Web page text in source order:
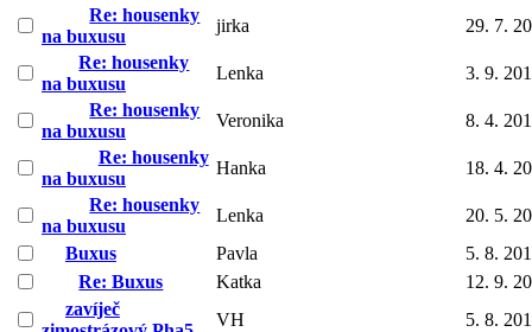
Re: housenky
na buxusu
jirka
29. 7.
Re: housenky
na buxusu
Lenka
3. 9.
Re: housenky
na buxusu
Veronika
8. 4.
Re: housenky
na buxusu
Hanka
18. 4.
Re: housenky
na buxusu
Lenka
20. 5.
Buxus
Pavla
5. 8.
Re: Buxus
Katka
12. 9.
zavíječ
VH
5. 8.